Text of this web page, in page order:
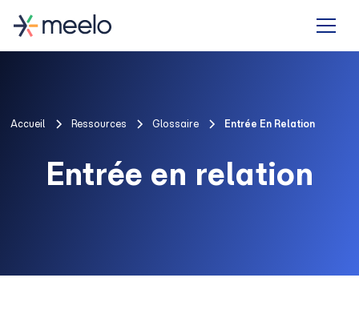
Accueil Ressources Glossaire Entrée En Relation
Entrée en relation